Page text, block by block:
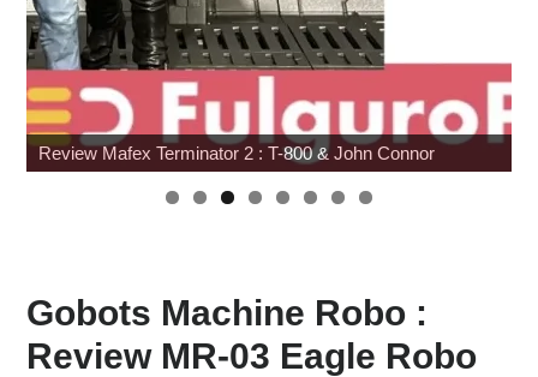
Review Mafex Terminator 2 : T-800 & John Connor
Gobots Machine Robo :
Review MR-03 Eagle Robo